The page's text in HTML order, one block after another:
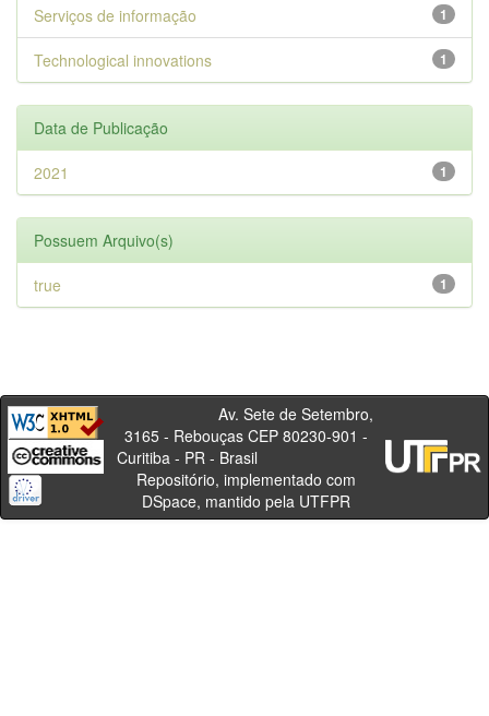
1
Serviços de informação
1
Technological innovations
Data de Publicação
1
2021
Possuem Arquivo(s)
1
true
Av. Sete de Setembro,
3165 - Rebouças CEP 80230-901 -
Curitiba - PR - Brasil
Repositório, implementado com
DSpace, mantido pela UTFPR